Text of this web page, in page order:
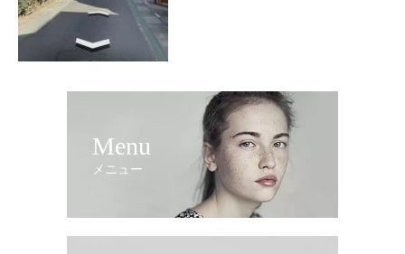
Menu
メニュー